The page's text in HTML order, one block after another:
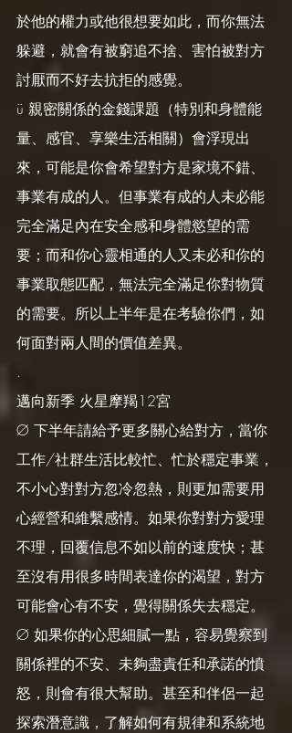
於他的權力或他很想要如此，而你無法
躲避，就會有被窮追不捨、害怕被對方
討厭而不好去抗拒的感覺。
ü 親密關係的金錢課題（特別和身體能
量、感官、享樂生活相關）會浮現出
來，可能是你會希望對方是家境不錯、
事業有成的人。但事業有成的人未必能
完全滿足內在安全感和身體慾望的需
要；而和你心靈相通的人又未必和你的
事業取態匹配，無法完全滿足你對物質
的需要。所以上半年是在考驗你們，如
何面對兩人間的價值差異。
.
邁向新季 火星摩羯12宮
Ø 下半年請給予更多關心給對方，當你
工作/社群生活比較忙、忙於穩定事業，
不小心對對方忽冷忽熱，則更加需要用
心經營和維繫感情。如果你對對方愛理
不理，回覆信息不如以前的速度快；甚
至沒有用很多時間表達你的渴望，對方
可能會心有不安，覺得關係失去穩定。
Ø 如果你的心思細膩一點，容易覺察到
關係裡的不安、未夠盡責任和承諾的憤
怒，則會有很大幫助。甚至和伴侶一起
探索潛意識，了解如何有規律和系統地